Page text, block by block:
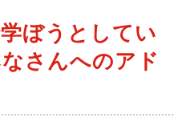
ぼうとしてい
さんへのアド